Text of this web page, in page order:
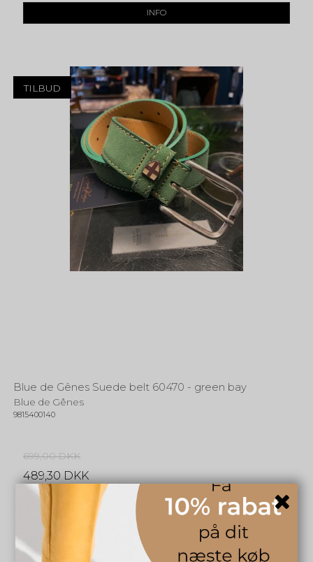
INFO
TILBUD
Blue de Gênes Suede belt 60470 - green bay
Blue de Gênes
9815400140
699,00 DKK
489,30 DKK
INFO